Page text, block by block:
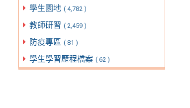
學生園地 ( 4,782 )
教師研習 ( 2,459 )
防疫專區 ( 81 )
學生學習歷程檔案 ( 62 )